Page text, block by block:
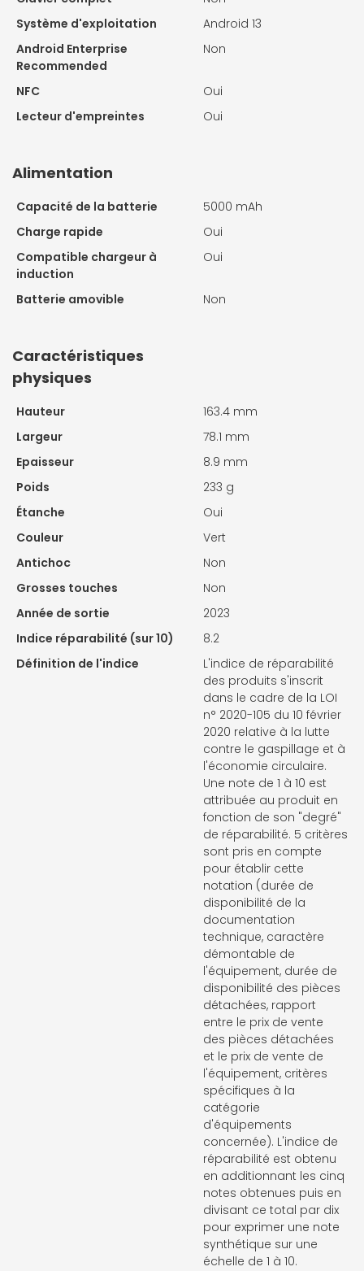
Système d'exploitation
Android 13
Android Enterprise
Recommended
Non
NFC
Oui
Lecteur d'empreintes
Oui
Alimentation
Capacité de la batterie
5000 mAh
Charge rapide
Oui
Compatible chargeur à
induction
Oui
Batterie amovible Non
Caractéristiques
physiques
Hauteur
163.4 mm
Largeur
78.1 mm
Epaisseur
8.9 mm
Poids
233 g
Étanche
Oui
Couleur
Vert
Antichoc
Non
Grosses touches
Non
Année de sortie
2023
Indice réparabilité (sur 10)
8.2
Définition de l'indice
L'indice de réparabilité
des produits s'inscrit
dans le cadre de la LOI
n° 2020-105 du 10 février
2020 relative à la lutte
contre le gaspillage et à
l'économie circulaire.
Une note de 1 à 10 est
attribuée au produit en
fonction de son "degré"
de réparabilité. 5 critères
sont pris en compte
pour établir cette
notation (durée de
disponibilité de la
documentation
technique, caractère
démontable de
l'équipement, durée de
disponibilité des pièces
détachées, rapport
entre le prix de vente
des pièces détachées
et le prix de vente de
l'équipement, critères
spécifiques à la
catégorie
d'équipements
concernée). L'indice de
réparabilité est obtenu
en additionnant les cinq
notes obtenues puis en
divisant ce total par dix
pour exprimer une note
synthétique sur une
échelle de 1 à 10.